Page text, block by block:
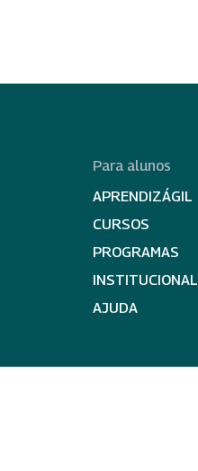
Para alunos
APRENDIZÁGIL
CURSOS
PROGRAMAS
INSTITUCIONAL
AJUDA